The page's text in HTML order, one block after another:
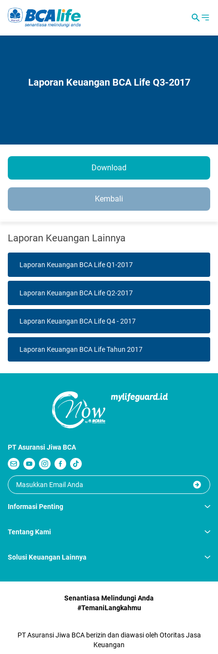
Laporan Keuangan BCA Life Q3-2017
Download
Kembali
Laporan Keuangan Lainnya
Laporan Keuangan BCA Life Q1-2017
Laporan Keuangan BCA Life Q2-2017
Laporan Keuangan BCA Life Q4 - 2017
Laporan Keuangan BCA Life Tahun 2017
PT Asuransi Jiwa BCA
Informasi Penting
Tentang Kami
Solusi Keuangan Lainnya
Senantiasa Melindungi Anda
#TemaniLangkahmu
PT Asuransi Jiwa BCA berizin dan diawasi oleh Otoritas Jasa
Keuangan